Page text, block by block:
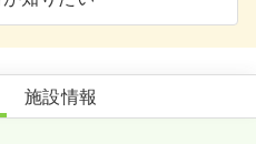
設萩の里あすか
施設情報